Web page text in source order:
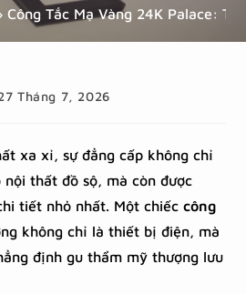
Công Tắc Mạ Vàng 24K Palace:
Tháng 7, 2026
xa xỉ, sự đẳng cấp không chỉ
thất đồ sộ, mà còn được
tiết nhỏ nhất. Một chiếccông
không chỉ là thiết bị điện, mà
định gu thẩm mỹ thượng lưu